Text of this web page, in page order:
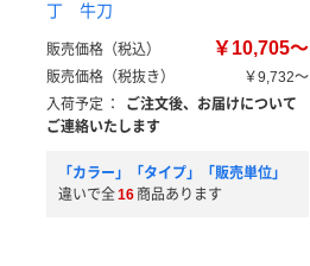
丁 牛刀
販売価格（税込） ￥10,705～
販売価格（税抜き）
￥9,732～
入荷予定 ：
ご注文後、お届けについて
ご連絡いたします
「カラー」「タイプ」「販売単位」
違いで全16 商品あります